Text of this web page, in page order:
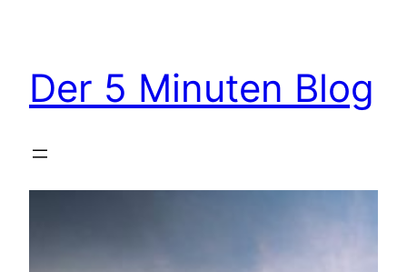
Der 5 Minuten Blog